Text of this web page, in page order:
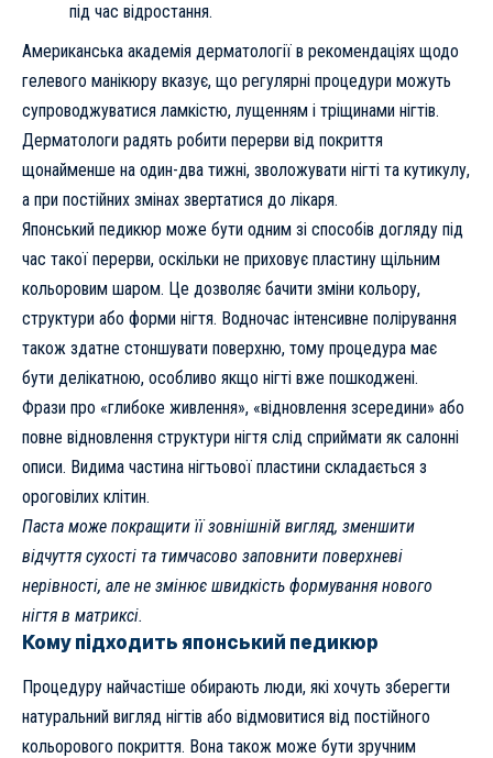
під час відростання.
Американська академія дерматології в рекомендаціях щодо
гелевого манікюру вказує, що регулярні процедури можуть
супроводжуватися ламкістю, лущенням і тріщинами нігтів.
Дерматологи радять робити перерви від покриття
щонайменше на один-два тижні, зволожувати нігті та кутикулу,
а при постійних змінах звертатися до лікаря.
Японський педикюр може бути одним зі способів догляду під
час такої перерви, оскільки не приховує пластину щільним
кольоровим шаром. Це дозволяє бачити зміни кольору,
структури або форми нігтя. Водночас інтенсивне полірування
також здатне стоншувати поверхню, тому процедура має
бути делікатною, особливо якщо нігті вже пошкоджені.
Фрази про «глибоке живлення», «відновлення зсередини» або
повне відновлення структури нігтя слід сприймати як салонні
описи. Видима частина нігтьової пластини складається з
ороговілих клітин.
Паста може покращити її зовнішній вигляд, зменшити
відчуття сухості та тимчасово заповнити поверхневі
нерівності, але не змінює швидкість формування нового
нігтя в матриксі.
Кому підходить японський педикюр
Процедуру найчастіше обирають люди, які хочуть зберегти
натуральний вигляд нігтів або відмовитися від постійного
кольорового покриття. Вона також може бути зручним